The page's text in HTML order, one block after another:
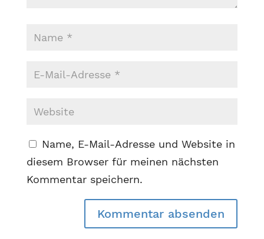
Name, E-Mail-Adresse und Website in
diesem Browser für meinen nächsten
Kommentar speichern.